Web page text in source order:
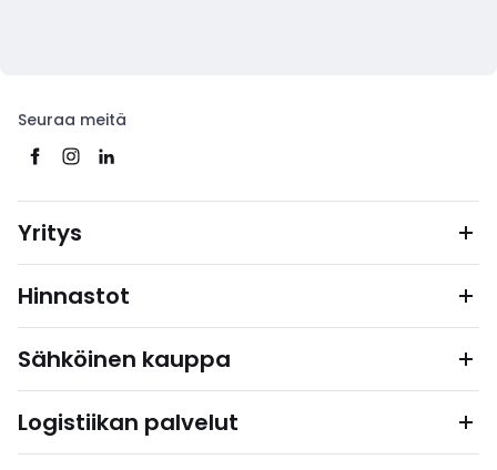
Seuraa meitä
Yritys
Hinnastot
Sähköinen kauppa
Logistiikan palvelut